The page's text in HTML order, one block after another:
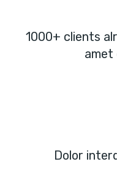
1000+ clients
amet
Dolor